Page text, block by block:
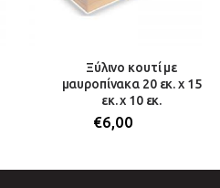
Ξύλινο κουτί με
μαυροπίνακα 20 εκ. x 15
εκ. x 10 εκ.
€6,00